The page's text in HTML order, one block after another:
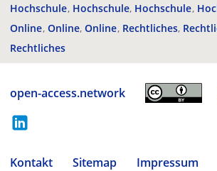
Hochschule Hochschule Hochschule
Online Online Online Rechtliches
Rechtliches
open-access.network
Kontakt Sitemap
Impressum